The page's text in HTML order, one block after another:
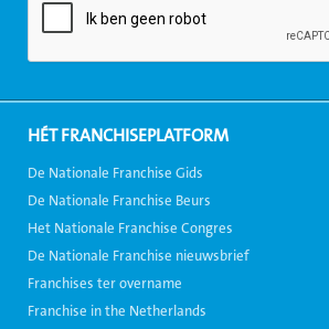
HÉT FRANCHISEPLATFORM
De Nationale Franchise Gids
De Nationale Franchise Beurs
Het Nationale Franchise Congres
De Nationale Franchise nieuwsbrief
Franchises ter overname
Franchise in the Netherlands